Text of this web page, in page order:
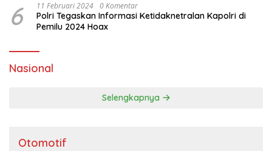
6 11 Februari 2024 0 Komentar
Polri Tegaskan Informasi Ketidaknetralan Kapolri di
Pemilu 2024 Hoax
Nasional
Selengkapnya
Otomotif